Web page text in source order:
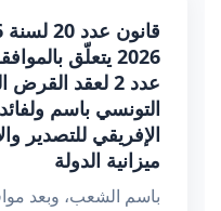
2026 يتعلّق
عدد 2 لعقد
التونسي باسم
الإفريقي للتصدير
ميزانية الدولة
باسم الشعب، وبعد